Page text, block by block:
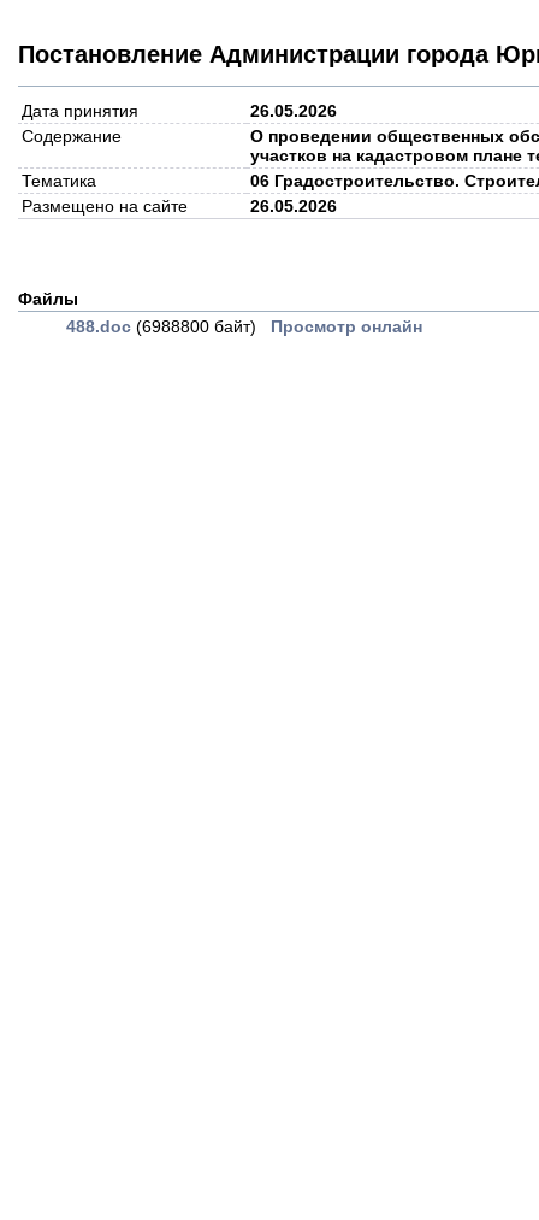
Постановление Администрации города
Дата принятия
26.05.2026
Содержание
О проведении общественных
участков на кадастровом плане
Тематика
06 Градостроительство.
Размещено на сайте
26.05.2026
Файлы
488.doc (6988800 байт) Просмотр онлайн